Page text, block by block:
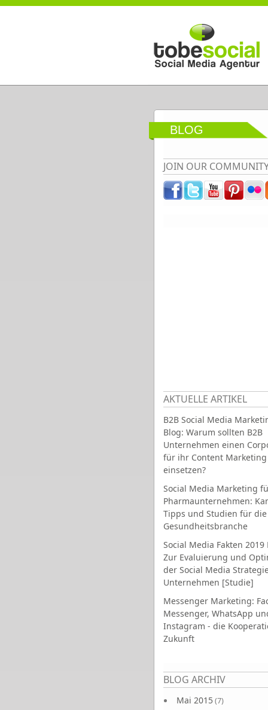
Direkt zum Inhalt
BLOG
JOIN OUR
AKTUELLE ARTIKEL
B2B Social Media
Blog: Warum sollten B2B
Unternehmen einen
für ihr Content Marketing
einsetzen?
Social Media Marketing
Pharmaunternehmen:
Tipps und Studien für die
Gesundheitsbranche
Social Media Fakten 2019
Zur Evaluierung und
der Social Media
Unternehmen [Studie]
Messenger Marketing:
Messenger, WhatsApp
Instagram - die
Zukunft
BLOG ARCHIV
Mai 2015(7)
Seiten